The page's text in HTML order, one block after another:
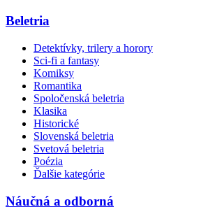
Beletria
Detektívky, trilery a horory
Sci-fi a fantasy
Komiksy
Romantika
Spoločenská beletria
Klasika
Historické
Slovenská beletria
Svetová beletria
Poézia
Ďalšie kategórie
Náučná a odborná